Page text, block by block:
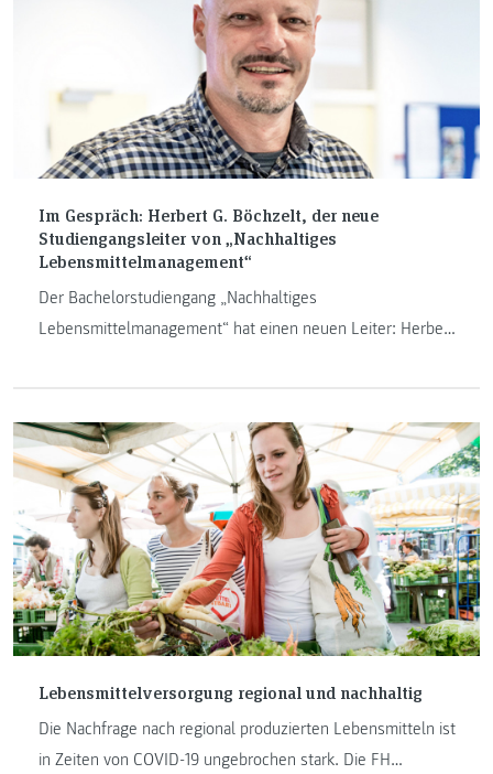
Im Gespräch: Herbert G. Böchzelt, der neue
Studiengangsleiter von „Nachhaltiges
Lebensmittelmanagement“
Der Bachelorstudiengang „Nachhaltiges
Lebensmittelmanagement“ hat einen neuen Leiter: Herbert
Forschung und was er im Studiengang umsetzen möchte.
Lebensmittelversorgung regional und nachhaltig
Die Nachfrage nach regional produzierten Lebensmitteln ist
in Zeiten von COVID-19 ungebrochen stark. Die FH